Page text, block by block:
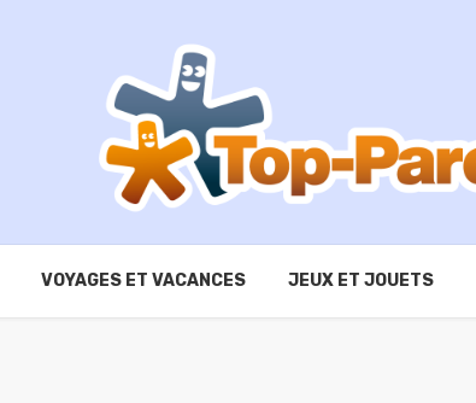
VOYAGES ET VACANCES JEUX ET JOUETS